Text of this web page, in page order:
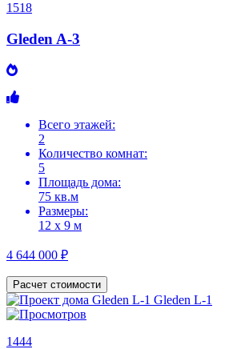
1518
Gleden A-3
Всего этажей:
2
Количество комнат:
5
Площадь дома:
75 кв.м
Размеры:
12 х 9 м
4 644 000 ₽
Расчет стоимости
1444